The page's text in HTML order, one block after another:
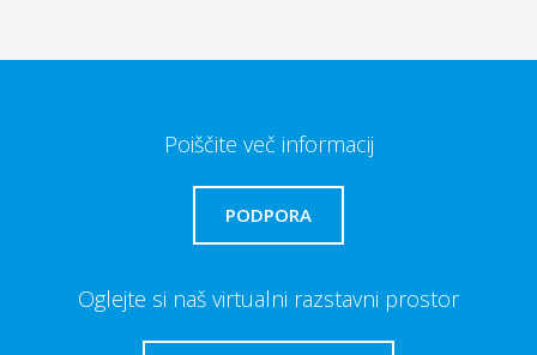
Poiščite več informacij
PODPORA
Oglejte si naš virtualni razstavni prostor